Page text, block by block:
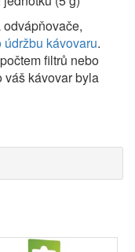
kávovaru.
filtrů nebo
váš kávovar byla